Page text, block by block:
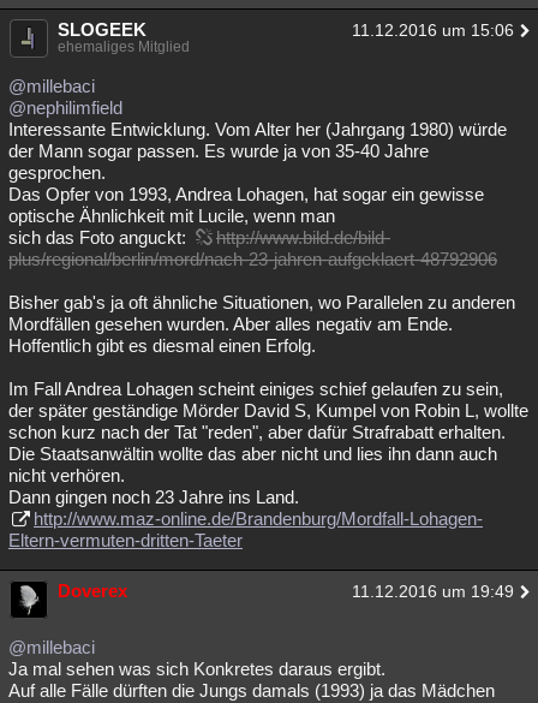
SLOGEEK 11.12.2016 um 15:06
ehemaliges Mitglied
@millebaci
@nephilimfield
Interessante Entwicklung. Vom Alter her (Jahrgang 1980) würde
der Mann sogar passen. Es wurde ja von 35-40 Jahre
gesprochen.
Das Opfer von 1993, Andrea Lohagen, hat sogar ein gewisse
optische Ähnlichkeit mit Lucile, wenn man
sich das Foto anguckt:
http://www.bild.de/bild-
plus/regional/berlin/mord/nach-23-jahren-aufgeklaert-48792906
Bisher gab's ja oft ähnliche Situationen, wo Parallelen zu anderen
Mordfällen gesehen wurden. Aber alles negativ am Ende.
Hoffentlich gibt es diesmal einen Erfolg.
Im Fall Andrea Lohagen scheint einiges schief gelaufen zu sein,
der später geständige Mörder David S, Kumpel von Robin L, wollte
schon kurz nach der Tat "reden", aber dafür Strafrabatt erhalten.
Die Staatsanwältin wollte das aber nicht und lies ihn dann auch
nicht verhören.
Dann gingen noch 23 Jahre ins Land.
http://www.maz-online.de/Brandenburg/Mordfall-Lohagen-
Eltern-vermuten-dritten-Taeter
Doverex 11.12.2016 um 19:49
@millebaci
Ja mal sehen was sich Konkretes daraus ergibt.
Auf alle Fälle dürften die Jungs damals (1993) ja das Mädchen